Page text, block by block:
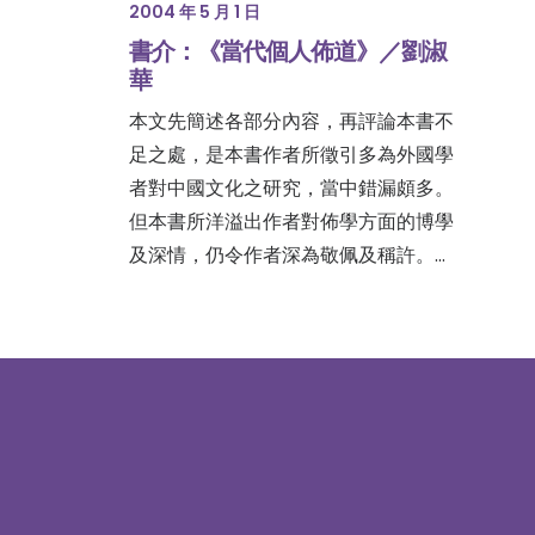
2004 年 5 月 1 日
書介：《當代個人佈道》／劉淑
華
本文先簡述各部分內容，再評論本書不
足之處，是本書作者所徵引多為外國學
者對中國文化之研究，當中錯漏頗多。
但本書所洋溢出作者對佈學方面的博學
及深情，仍令作者深為敬佩及稱許。…